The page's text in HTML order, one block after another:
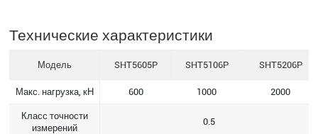
Технические характеристики
Модель SHT5605P SHT5106P SHT5206P
Макс. нагрузка, кН 600 1000 2000
Класс точности
измерений
0.5